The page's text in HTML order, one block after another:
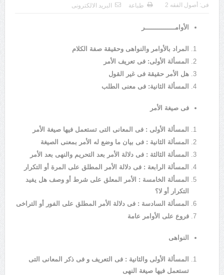
فى: أصول الفقه 2 طباعة البريد الالكترونى
الأوامـــــــــــــــر
المراد بالأوامر والنواهى وحقيقة صفة الكلام
المسألة الأولى: فى تعريف الأمر
هل الأمر حقيقة فى غير القول
المسألة الثانية: فى معنى الطلب
فى صيغة الأمر
المسألة الأولى : فى المعانى التى تستعمل فيها صيغة الأمر
المسألة الثانية : فى بيان ما وضع له الأمر بمعنى الصيغة
المسألة الثالثة : فى دلالة الأمر بعد التحريم والنهى بعد الأمر
المسألة الرابعة : فى دلالة الأمر المطلق على المرة أو التكرار
المسألة الخامسة : الأمر المعلق على شرط أو وصف هل يفيد
التكرار أو لا؟
المسألة السادسة : فى دلالة الأمر المطلق على الفور أو التراخى
فروع على الأوامر عامة
النواهى
المسألة الأولى والثانية : فى التعريف و فى ذكر المعانى التى
تستعمل فيها صيغة النهى